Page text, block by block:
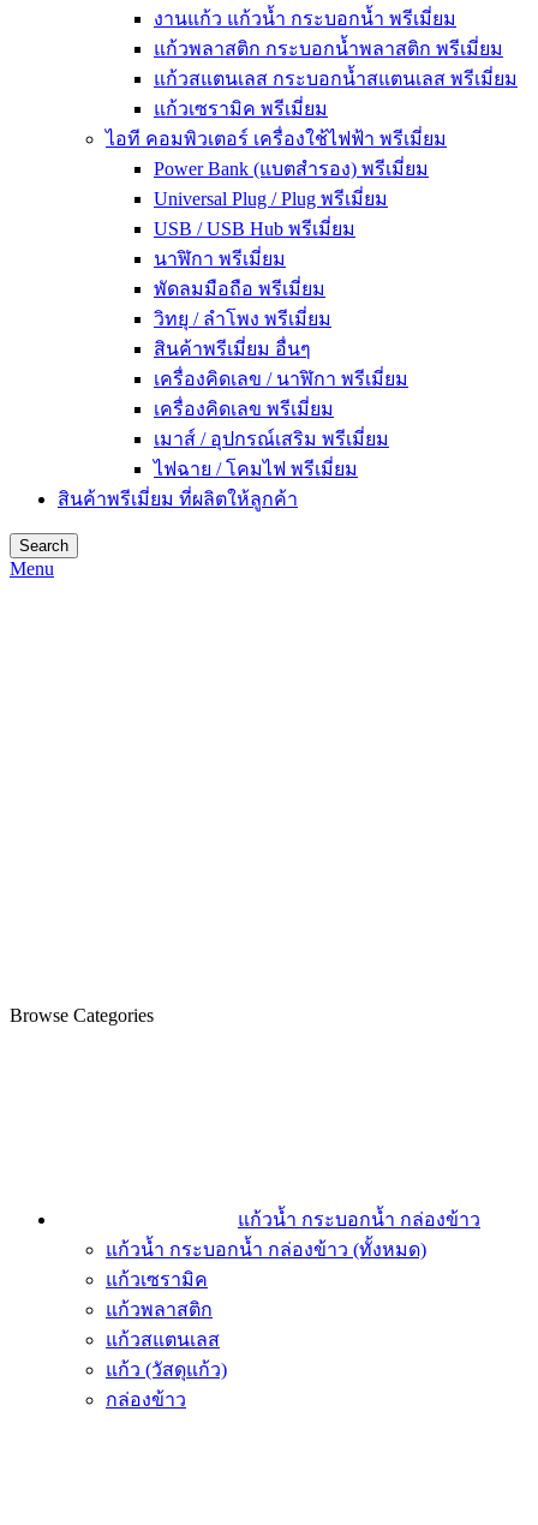
งานแก้ว แก้วน้ำ กระบอกน้ำ พรีเมี่ยม
แก้วพลาสติก กระบอกน้ำพลาสติก พรีเมี่ยม
แก้วสแตนเลส กระบอกน้ำสแตนเลส พรีเมี่ยม
แก้วเซรามิค พรีเมี่ยม
ไอที คอมพิวเตอร์ เครื่องใช้ไฟฟ้า พรีเมี่ยม
Power Bank (แบตสำรอง) พรีเมี่ยม
Universal Plug / Plug พรีเมี่ยม
USB / USB Hub พรีเมี่ยม
นาฬิกา พรีเมี่ยม
พัดลมมือถือ พรีเมี่ยม
วิทยุ / ลำโพง พรีเมี่ยม
สินค้าพรีเมี่ยม อื่นๆ
เครื่องคิดเลข / นาฬิกา พรีเมี่ยม
เครื่องคิดเลข พรีเมี่ยม
เมาส์ / อุปกรณ์เสริม พรีเมี่ยม
ไฟฉาย / โคมไฟ พรีเมี่ยม
สินค้าพรีเมี่ยม ที่ผลิตให้ลูกค้า
Search
Menu
Browse Categories
แก้วน้ำ กระบอกน้ำ กล่องข้าว
แก้วน้ำ กระบอกน้ำ กล่องข้าว (ทั้งหมด)
แก้วเซรามิค
แก้วพลาสติก
แก้วสแตนเลส
แก้ว (วัสดุแก้ว)
กล่องข้าว